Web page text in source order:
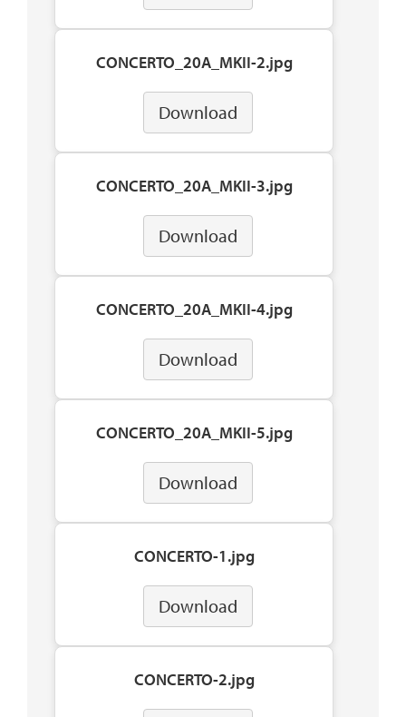
CONCERTO_20A_MKII-2.jpg
Download
CONCERTO_20A_MKII-3.jpg
Download
CONCERTO_20A_MKII-4.jpg
Download
CONCERTO_20A_MKII-5.jpg
Download
CONCERTO-1.jpg
Download
CONCERTO-2.jpg